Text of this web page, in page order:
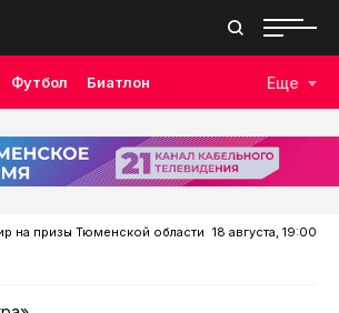
Футбол Биатлон
Плавание Дзюдо
Бокс
Еще
на призы Тюменской области 18 августа, 19:00